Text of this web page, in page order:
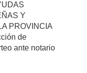
Y
PROVINCIA
de
ante notario